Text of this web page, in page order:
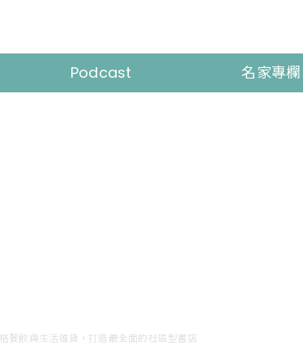
Podcast 名家專欄
餐飲與生活雜貨，打造最全面的社區型書店